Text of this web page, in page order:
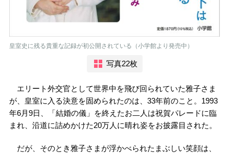
皇室史に残る貴重な記録が初公開されている（小学館より発売中）
写真22枚
エリート外交官として世界中を飛び回られていた雅子さま
が、皇室に入る決意を固められたのは、33年前のこと。1993
年6月9日、「結婚の儀」を終えたお二人は祝賀パレードに臨
まれ、沿道に詰めかけた20万人に晴れ姿をお披露目された。
だが、そのとき雅子さまが浮かべられたまぶしい笑顔は、